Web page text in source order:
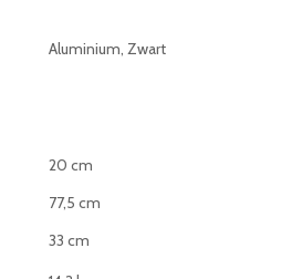
Aluminium, Zwart
20 cm
77,5 cm
33 cm